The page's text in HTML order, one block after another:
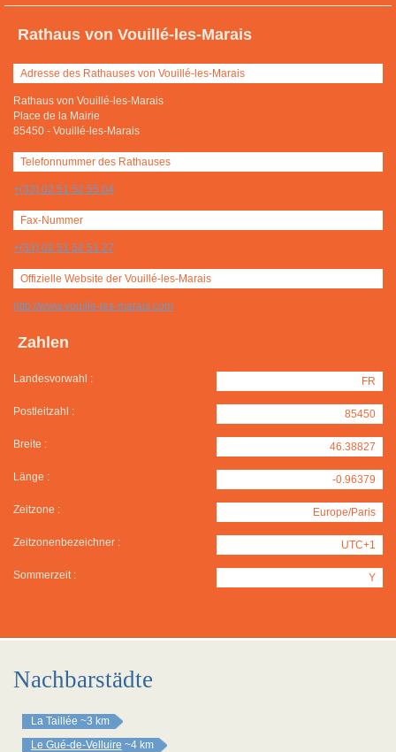
Rathaus von Vouillé-les-Marais
Adresse des Rathauses von Vouillé-les-Marais
Rathaus von Vouillé-les-Marais
Place de la Mairie
85450 - Vouillé-les-Marais
Telefonnummer des Rathauses
+(33) 02 51 52 55 04
Fax-Nummer
+(33) 02 51 52 51 27
Offizielle Website der Vouillé-les-Marais
http://www.vouille-les-marais.com
Zahlen
Landesvorwahl : FR
Postleitzahl : 85450
Breite : 46.38827
Länge : -0.96379
Zeitzone : Europe/Paris
Zeitzonenbezeichner : UTC+1
Sommerzeit : Y
Nachbarstädte
La Taillée ~3 km
Le Gué-de-Velluire ~4 km